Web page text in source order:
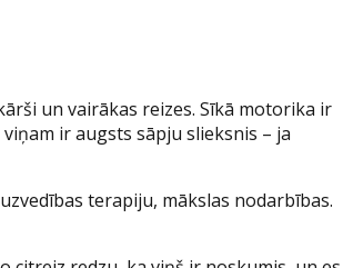
un vairākas reizes. Sīkā motorika ir
ir augsts sāpju slieksnis – ja
terapiju, mākslas nodarbības.